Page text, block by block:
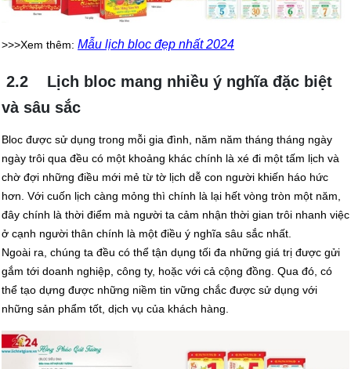
>>>Xem thêm: Mẫu lịch bloc đẹp nhất 2024
2.2 Lịch bloc mang nhiều ý nghĩa đặc biệt
và sâu sắc
Bloc được sử dụng trong mỗi gia đình, năm năm tháng tháng ngày
ngày trôi qua đều có một khoảng khác chính là xé đi một tấm lịch và
chờ đợi những điều mới mẻ từ tờ lịch dễ con người khiến háo hức
hơn. Với cuốn lịch càng mỏng thì chính là lại hết vòng tròn một năm,
đây chính là thời điểm mà người ta cảm nhận thời gian trôi nhanh việc
ở cạnh người thân chính là một điều ý nghĩa sâu sắc nhất.
Ngoài ra, chúng ta đều có thể tận dụng tối đa những giá trị được gửi
gắm tới doanh nghiệp, công ty, hoặc với cả cộng đồng. Qua đó, có
thể tạo dựng được những niềm tin vững chắc được sử dụng với
những sản phẩm tốt, dịch vụ của khách hàng.